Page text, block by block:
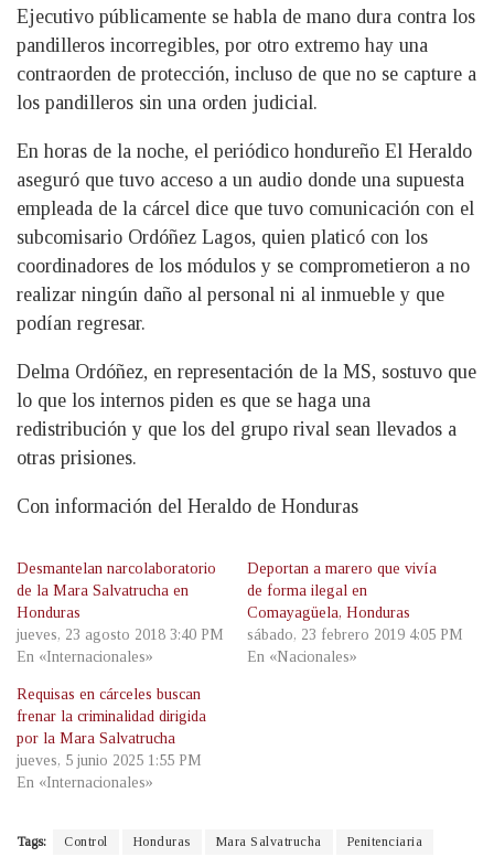
Ejecutivo públicamente se habla de mano dura contra los
pandilleros incorregibles, por otro extremo hay una
contraorden de protección, incluso de que no se capture a
los pandilleros sin una orden judicial.
En horas de la noche, el periódico hondureño El Heraldo
aseguró que tuvo acceso a un audio donde una supuesta
empleada de la cárcel dice que tuvo comunicación con el
subcomisario Ordóñez Lagos, quien platicó con los
coordinadores de los módulos y se comprometieron a no
realizar ningún daño al personal ni al inmueble y que
podían regresar.
Delma Ordóñez, en representación de la MS, sostuvo que
lo que los internos piden es que se haga una
redistribución y que los del grupo rival sean llevados a
otras prisiones.
Con información del Heraldo de Honduras
Desmantelan narcolaboratorio
de la Mara Salvatrucha en
Honduras
jueves, 23 agosto 2018 3:40 PM
En «Internacionales»
Deportan a marero que vivía
de forma ilegal en
Comayagüela, Honduras
sábado, 23 febrero 2019 4:05 PM
En «Nacionales»
Requisas en cárceles buscan
frenar la criminalidad dirigida
por la Mara Salvatrucha
jueves, 5 junio 2025 1:55 PM
En «Internacionales»
Tags: Control Honduras Mara Salvatrucha Penitenciaria